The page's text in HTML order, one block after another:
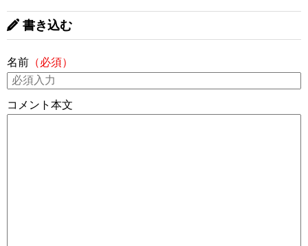
書き込む
名前 （必須）
コメント本文